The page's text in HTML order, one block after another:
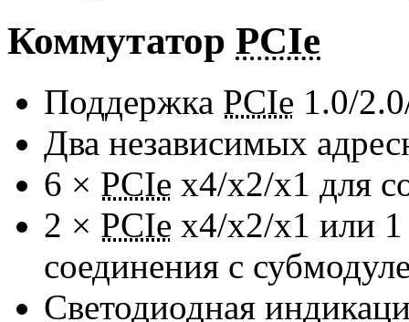
Коммутатор PCIe
Поддержка PCIe 1.0/
Два независимых
6 × PCIe x4/x2/x1 для
2 × PCIe x4/x2/x1 или
соединения с
Светодиодная